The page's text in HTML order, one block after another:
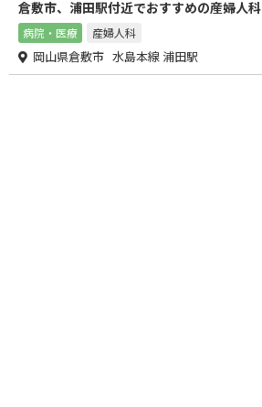
倉敷市、浦田駅付近でおすすめの産婦人科
病院・医療 産婦人科
岡山県倉敷市 水島本線 浦田駅